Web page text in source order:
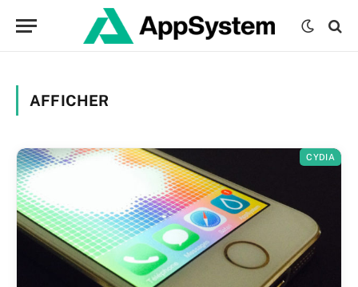
AFFICHER
CYDIA